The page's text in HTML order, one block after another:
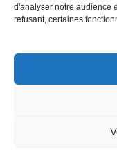
d'analyser notre audience
refusant, certaines
Mentions légales
Carte du site
Copyright